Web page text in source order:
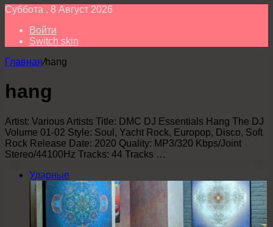
Суббота , 8 Август 2026
Войти
Switch skin
Главная/hang
hang
Artist: Various Artists Title: DMC DJ Essentials Hang The DJ
Volume 01-02 Style: Soul, Yacht Rock, Europop, Disco, Soft
Rock Release Date: 2020 Quality: MP3/320 Kbps/Joint
Stereo/44100Hz Tracks: 44 Tracks …
Ударные